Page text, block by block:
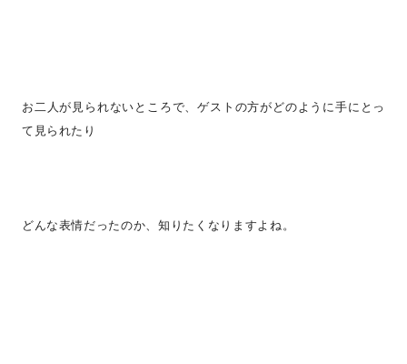
お二人が見られないところで、ゲストの方がどのように手にとっ
て見られたり
どんな表情だったのか、知りたくなりますよね。